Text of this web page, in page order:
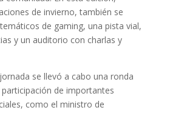
de invierno, también se
de gaming, una pista vial,
y un auditorio con charlas y
se llevó a cabo una ronda
de importantes
como el ministro de